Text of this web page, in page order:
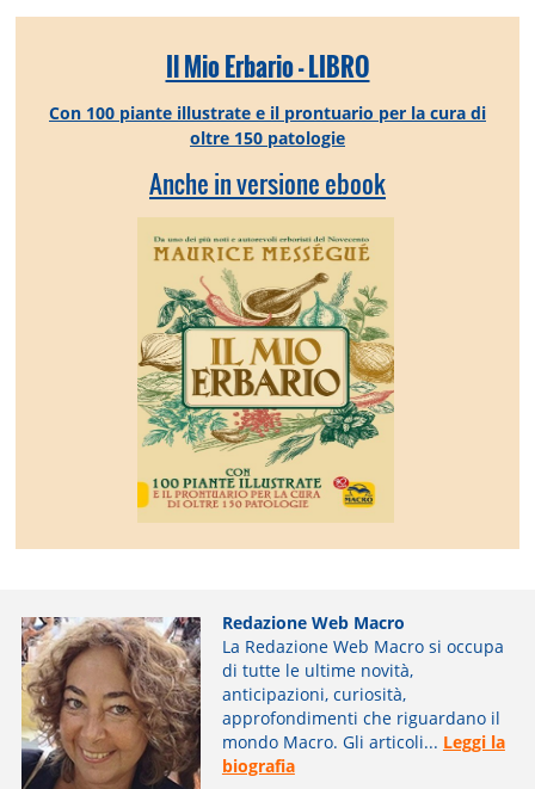
Il Mio Erbario - LIBRO
Con 100 piante illustrate e il prontuario per la cura di
oltre 150 patologie
Anche in versione ebook
Redazione Web Macro
La Redazione Web Macro si occupa
di tutte le ultime novità,
anticipazioni, curiosità,
approfondimenti che riguardano il
mondo Macro. Gli articoli... Leggi la
biografia